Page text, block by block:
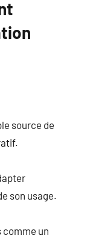
source de
son usage.
un